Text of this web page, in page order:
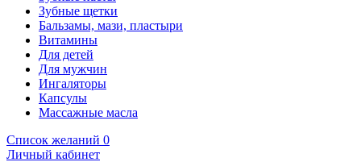
Зубные щетки
Бальзамы, мази, пластыри
Витамины
Для детей
Для мужчин
Ингаляторы
Капсулы
Массажные масла
Список желаний 0
Личный кабинет